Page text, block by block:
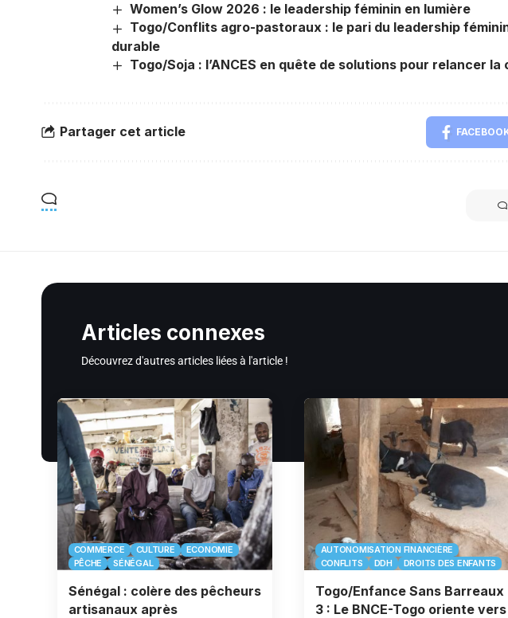
Women’s Glow 2026 : le leadership féminin en lumière
Togo/Conflits agro-pastoraux : le pari du leadership
durable
Togo/Soja : l’ANCES en quête de solutions pour relancer
Partager cet article
Articles connexes
Découvrez d'autres articles liées à l'article !
COMMERCE CULTURE
ECONOMIE
PÊCHE
SÉNÉGAL
Sénégal : colère des pêcheurs
artisanaux après
AUTONOMISATION FINANCIÈRE
CONFLITS
DDH DROITS DES ENFANTS
Togo/Enfance Sans Barreaux
3 : Le BNCE-Togo oriente vers